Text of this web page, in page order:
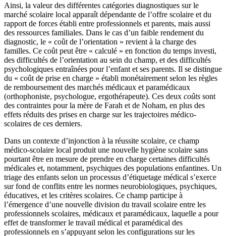
Ainsi, la valeur des différentes catégories diagnostiques sur le
marché scolaire local apparaît dépendante de l’offre scolaire et du
rapport de forces établi entre professionnels et parents, mais aussi
des ressources familiales. Dans le cas d’un faible rendement du
diagnostic, le « coût de l’orientation » revient à la charge des
familles. Ce coût peut être « calculé » en fonction du temps investi,
des difficultés de l’orientation au sein du champ, et des difficultés
psychologiques entraînées pour l’enfant et ses parents. Il se distingue
du « coût de prise en charge » établi monétairement selon les règles
de remboursement des marchés médicaux et paramédicaux
(orthophoniste, psychologue, ergothérapeute). Ces deux coûts sont
des contraintes pour la mère de Farah et de Noham, en plus des
effets réduits des prises en charge sur les trajectoires médico-
scolaires de ces derniers.
Dans un contexte d’injonction à la réussite scolaire, ce champ
médico-scolaire local produit une nouvelle hygiène scolaire sans
pourtant être en mesure de prendre en charge certaines difficultés
médicales et, notamment, psychiques des populations enfantines. Un
triage des enfants selon un processus d’étiquetage médical s’exerce
sur fond de conflits entre les normes neurobiologiques, psychiques,
éducatives, et les critères scolaires. Ce champ participe à
l’émergence d’une nouvelle division du travail scolaire entre les
professionnels scolaires, médicaux et paramédicaux, laquelle a pour
effet de transformer le travail médical et paramédical des
professionnels en s’appuyant selon les configurations sur les